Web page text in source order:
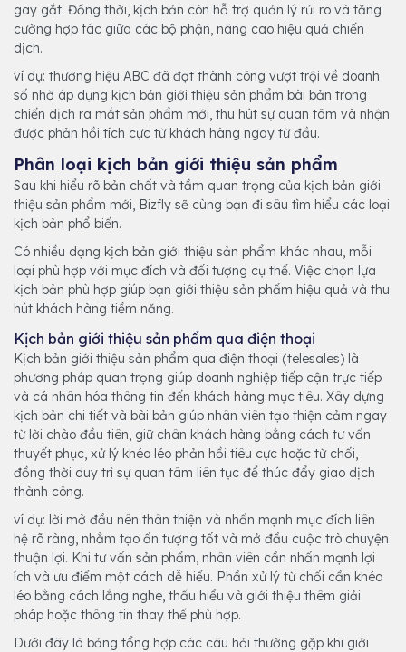
gay gắt. Đồng thời, kịch bản còn hỗ trợ quản lý rủi ro và tăng
cường hợp tác giữa các bộ phận, nâng cao hiệu quả chiến
dịch.
ví dụ: thương hiệu ABC đã đạt thành công vượt trội về doanh
số nhờ áp dụng kịch bản giới thiệu sản phẩm bài bản trong
chiến dịch ra mắt sản phẩm mới, thu hút sự quan tâm và nhận
được phản hồi tích cực từ khách hàng ngay từ đầu.
Phân loại kịch bản giới thiệu sản phẩm
Sau khi hiểu rõ bản chất và tầm quan trọng của kịch bản giới
thiệu sản phẩm mới, Bizfly sẽ cùng bạn đi sâu tìm hiểu các loại
kịch bản phổ biến.
Có nhiều dạng kịch bản giới thiệu sản phẩm khác nhau, mỗi
loại phù hợp với mục đích và đối tượng cụ thể. Việc chọn lựa
kịch bản phù hợp giúp bạn giới thiệu sản phẩm hiệu quả và thu
hút khách hàng tiềm năng.
Kịch bản giới thiệu sản phẩm qua điện thoại
Kịch bản giới thiệu sản phẩm qua điện thoại (telesales) là
phương pháp quan trọng giúp doanh nghiệp tiếp cận trực tiếp
và cá nhân hóa thông tin đến khách hàng mục tiêu. Xây dựng
kịch bản chi tiết và bài bản giúp nhân viên tạo thiện cảm ngay
từ lời chào đầu tiên, giữ chân khách hàng bằng cách tư vấn
thuyết phục, xử lý khéo léo phản hồi tiêu cực hoặc từ chối,
đồng thời duy trì sự quan tâm liên tục để thúc đẩy giao dịch
thành công.
ví dụ: lời mở đầu nên thân thiện và nhấn mạnh mục đích liên
hệ rõ ràng, nhằm tạo ấn tượng tốt và mở đầu cuộc trò chuyện
thuận lợi. Khi tư vấn sản phẩm, nhân viên cần nhấn mạnh lợi
ích và ưu điểm một cách dễ hiểu. Phần xử lý từ chối cần khéo
léo bằng cách lắng nghe, thấu hiểu và giới thiệu thêm giải
pháp hoặc thông tin thay thế phù hợp.
Dưới đây là bảng tổng hợp các câu hỏi thường gặp khi giới